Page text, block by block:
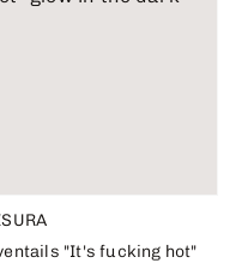
"It's fucking hot"